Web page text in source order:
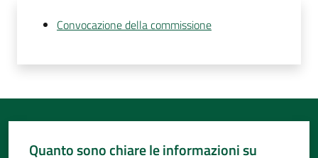
Convocazione della commissione
Quanto sono chiare le informazioni su